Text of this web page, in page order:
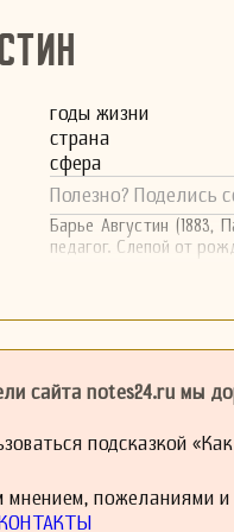
годы жизни
страна
сфера
Полезно? Поделись
Барье Августин (1883,
педагог. Слепой от
сайта notes24.ru мы
подсказкой
мнением, пожеланиями